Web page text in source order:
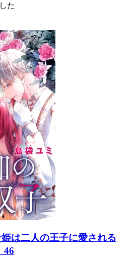
た
は二人の王子に愛される
46